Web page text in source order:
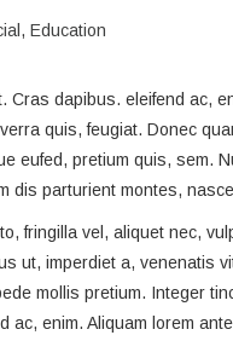
, Education
Cras dapibus. eleifend ac,
quis, feugiat. Donec
eufed, pretium quis, sem.
dis parturient montes,
fringilla vel, aliquet nec,
ut, imperdiet a, venenatis
mollis pretium. Integer
ac, enim. Aliquam lorem